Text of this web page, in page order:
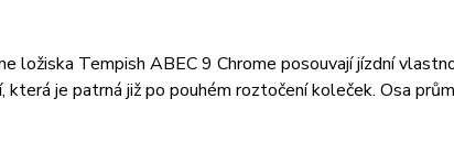
ložiska Tempish ABEC 9 Chrome posouvají jízdní
která je patrná již po pouhém roztočení koleček. Osa